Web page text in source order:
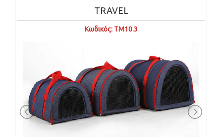
TRAVEL
Κωδικός: ΤΜ10.3